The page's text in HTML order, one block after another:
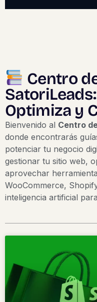
Centro
Optimiza y
Bienvenido al Centro
donde encontrarás
potenciar tu negocio
gestionar tu sitio web,
aprovechar
WooCommerce,
inteligencia artificial